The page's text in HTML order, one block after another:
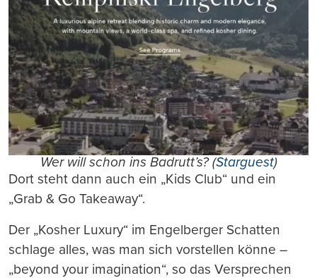
Wer will schon ins Badrutt’s? (Starguest)
Dort steht dann auch ein „Kids Club“ und ein
„Grab & Go Takeaway“.
Der „Kosher Luxury“ im Engelberger Schatten
schlage alles, was man sich vorstellen könne –
„beyond your imagination“, so das Versprechen